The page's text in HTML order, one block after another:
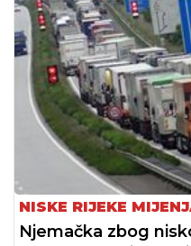
NISKE RIJEKE
Njemačka zbog